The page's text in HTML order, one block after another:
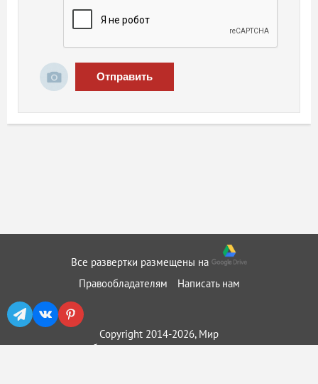
Отправить
Все развертки размещены на
Правообладателям
Написать нам
Copyright 2014-2026, Мир
бумажного моделирования ::